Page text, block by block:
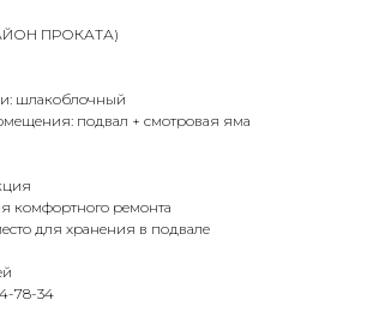
ПРОКАТА)
шлакоблочный
подвал + смотровая яма
комфортного ремонта
для хранения в подвале
78-34